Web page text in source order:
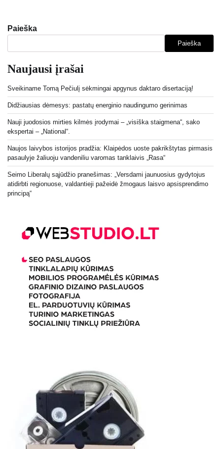
Paieška
Paieška
Naujausi įrašai
Sveikiname Tomą Pečiulį sėkmingai apgynus daktaro disertaciją!
Didžiausias dėmesys: pastatų energinio naudingumo gerinimas
Nauji juodosios mirties kilmės įrodymai – „visiška staigmena“, sako
ekspertai – „National“.
Naujos laivybos istorijos pradžia: Klaipėdos uoste pakrikštytas pirmasis
pasaulyje žaliuoju vandeniliu varomas tanklaivis „Rasa“
Seimo Liberalų sąjūdžio pranešimas: „Versdami jaunuosius gydytojus
atidirbti regionuose, valdantieji pažeidė žmogaus laisvo apsisprendimo
principą“